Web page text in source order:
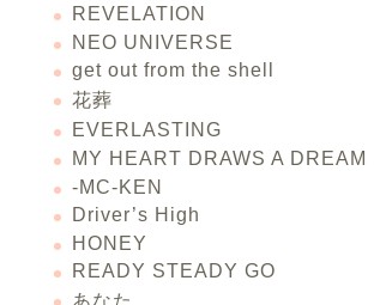
REVELATION
NEO UNIVERSE
get out from the shell
花葬
EVERLASTING
MY HEART DRAWS A DREAM
-MC-KEN
Driver’s High
HONEY
READY STEADY GO
あなた